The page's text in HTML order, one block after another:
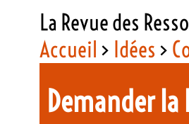
La Revue des
Accueil > Idées >
Demander